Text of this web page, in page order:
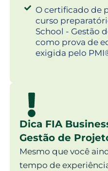
O certificado de
curso
School - Gestão
como prova de
exigida pelo
Dica FIA
Gestão de
Mesmo que você
tempo de